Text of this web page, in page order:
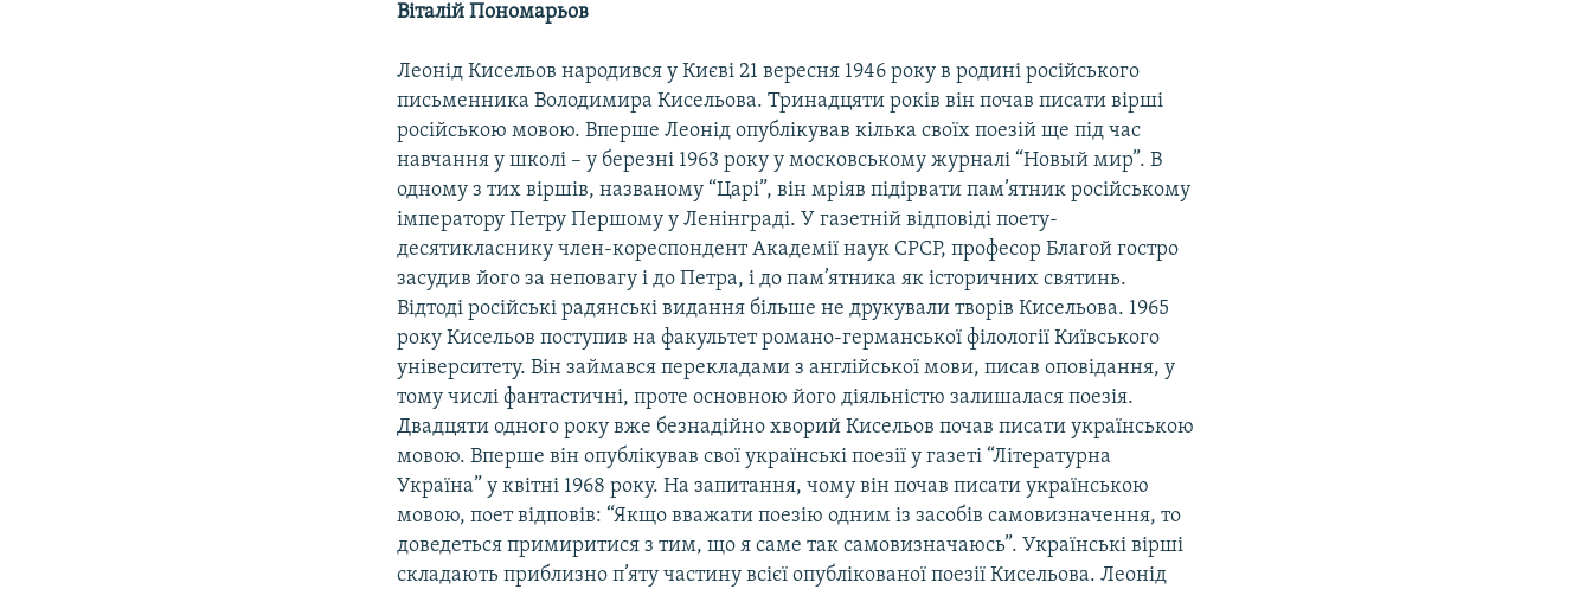
Віталій Пономарьов
Леонід Кисельов народився у Києві 21 вересня 1946 року в родині російського
письменника Володимира Кисельова. Тринадцяти років він почав писати вірші
російською мовою. Вперше Леонід опублікував кілька своїх поезій ще під час
навчання у школі – у березні 1963 року у московському журналі “Новый мир”. В
одному з тих віршів, названому “Царі”, він мріяв підірвати пам’ятник російському
імператору Петру Першому у Ленінграді. У газетній відповіді поету-
десятикласнику член-кореспондент Академії наук СРСР, професор Благой гостро
засудив його за неповагу і до Петра, і до пам’ятника як історичних святинь.
Відтоді російські радянські видання більше не друкували творів Кисельова. 1965
року Кисельов поступив на факультет романо-германської філології Київського
університету. Він займався перекладами з англійської мови, писав оповідання, у
тому числі фантастичні, проте основною його діяльністю залишалася поезія.
Двадцяти одного року вже безнадійно хворий Кисельов почав писати українською
мовою. Вперше він опублікував свої українські поезії у газеті “Літературна
Україна” у квітні 1968 року. На запитання, чому він почав писати українською
мовою, поет відповів: “Якщо вважати поезію одним із засобів самовизначення, то
доведеться примиритися з тим, що я саме так самовизначаюсь”. Українські вірші
складають приблизно п’яту частину всієї опублікованої поезії Кисельова. Леонід